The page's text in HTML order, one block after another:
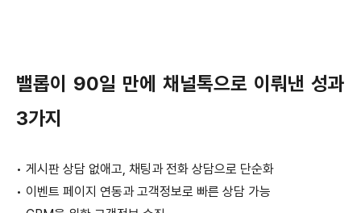
밸롭이 90일 만에 채널톡으로 이뤄낸 성과
3가지
• 게시판 상담 없애고, 채팅과 전화 상담으로 단순화
• 이벤트 페이지 연동과 고객정보로 빠른 상담 가능